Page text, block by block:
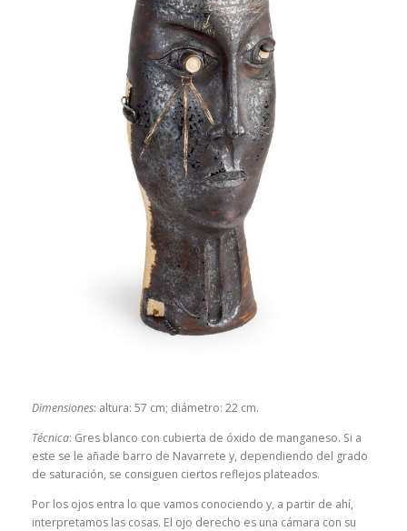
Dimensiones: altura: 57 cm; diámetro: 22 cm.
Técnica: Gres blanco con cubierta de óxido de manganeso. Si a
este se le añade barro de Navarrete y, dependiendo del grado
de saturación, se consiguen ciertos reflejos plateados.
Por los ojos entra lo que vamos conociendo y, a partir de ahí,
interpretamos las cosas. El ojo derecho es una cámara con su